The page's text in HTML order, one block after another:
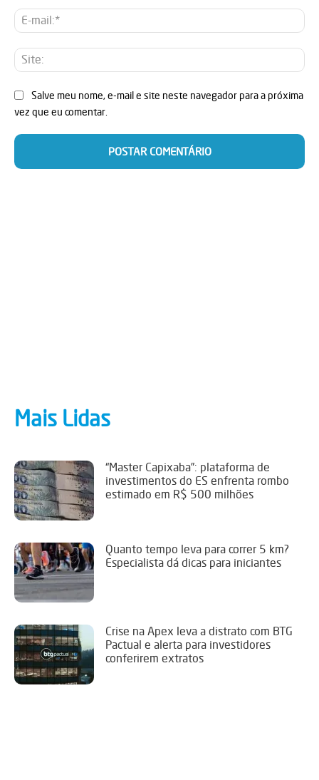
E-
Salve meu nome, e-mail e site neste navegador para a próxima
vez que eu comentar.
Mais Lidas
“Master Capixaba”: plataforma de
investimentos do ES enfrenta rombo
estimado em R$ 500 milhões
Quanto tempo leva para correr 5 km?
Especialista dá dicas para iniciantes
Crise na Apex leva a distrato com BTG
Pactual e alerta para investidores
conferirem extratos